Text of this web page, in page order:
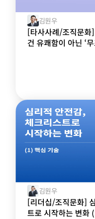
김원우
[타사사례/조직문화
건 유쾌함이 아닌 ‘
김원우
[리더십/조직문화]
트로 시작하는 변화